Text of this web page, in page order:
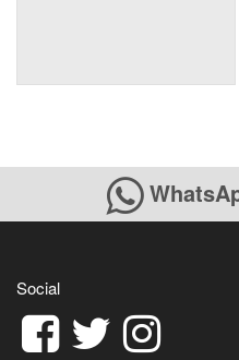
Social